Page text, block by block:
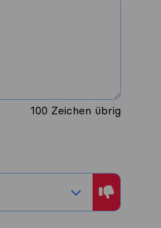
100 Zeichen übrig